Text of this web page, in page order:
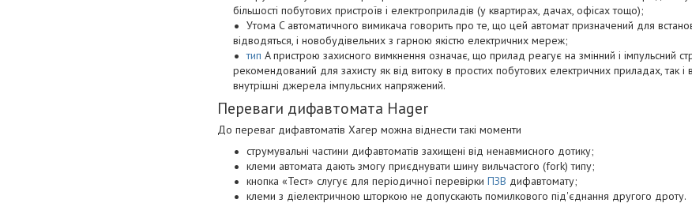
більшості побутових пристроїв і електроприладів (у квартирах, дачах, офісах тощо);
Утома C автоматичного вимикача говорить про те, що цей автомат призначений для
відводяться, і новобудівельних з гарною якістю електричних мереж;
тип A пристрою захисного вимкнення означає, що прилад реагує на змінний і імпульсний
рекомендований для захисту як від витоку в простих побутових електричних приладах, так і
внутрішні джерела імпульсних напряжений.
Переваги дифавтомата Hager
До переваг дифавтоматів Хагер можна віднести такі моменти
струмувальні частини дифавтоматів захищені від ненавмисного дотику;
клеми автомата дають змогу приєднувати шину вильчастого (fork) типу;
кнопка «Тест» слугує для періодичної перевірки ПЗВ дифавтомату;
клеми з діелектричною шторкою не допускають помилкового під'єднання другого дроту.